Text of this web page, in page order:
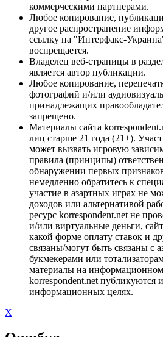
коммерческими партнерами.
Любое копирование,
другое распространение
ссылку на "Интерфакс-
воспрещается.
Владелец веб-страницы в
является автор публикации.
Любое копирование,
фотографий и/или
принадлежащих
запрещено.
Материалы сайта
лиц старше 21 года (21+).
может вызвать игровую
правила (принципы)
обнаружении первых
немедленно обратитесь к
участие в азартных играх не
доходов или альтернативой
ресурс korrespondent.net не
и/или виртуальные деньги,
какой форме оплату ставок и
связаны/могут быть связаны с
букмекерами или
материалы на информационном
korrespondent.net публикуются
информационных целях.
X